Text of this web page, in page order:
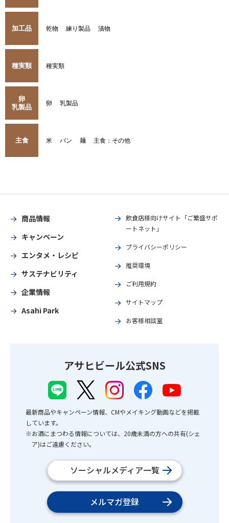
加工品 乾物 練り製品 漬物
種実類 種実類
卵
乳製品
卵 乳製品
主食 米 パン 麺 主食：その他
商品情報
キャンペーン
エンタメ・レシピ
サステナビリティ
企業情報
Asahi Park
飲食店様向けサイト「ご繁盛サポ
ートネット」
プライバシーポリシー
推奨環境
ご利用規約
サイトマップ
お客様相談室
アサヒビール公式SNS
最新商品やキャンペーン情報、CMやメイキング動画などを掲載
しています。
※お酒にまつわる情報については、20歳未満の方への共有(シェ
ア)はご遠慮ください。
ソーシャルメディア一覧
メルマガ登録